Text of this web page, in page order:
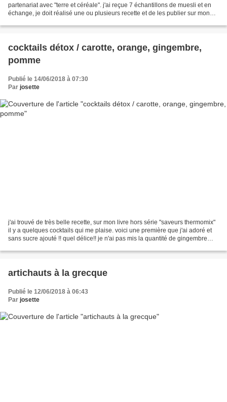
partenariat avec "terre et céréale". j'ai reçue 7 échantillons de muesli et en
échange, je doit réalisé une ou plusieurs recette et de les publier sur mon
cocktails détox / carotte, orange, gingembre,
pomme
Publié le 14/06/2018 à 07:30
Par josette
j'ai trouvé de très belle recette, sur mon livre hors série "saveurs thermomix"
il y a quelques cocktails qui me plaise. voici une première que j'ai adoré et
sans sucre ajouté !! quel délice!! je n'ai pas mis la quantité de gingembre
artichauts à la grecque
Publié le 12/06/2018 à 06:43
Par josette